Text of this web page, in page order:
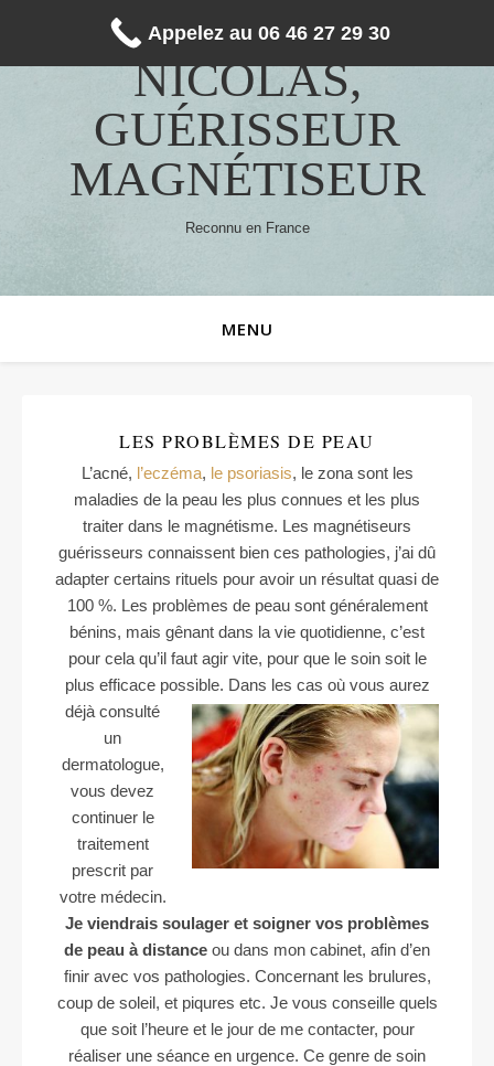
NICOLAS,
GUÉRISSEUR
MAGNÉTISEUR
Reconnu en France
MENU
LES PROBLÈMES DE PEAU
L’acné, l’eczéma, le psoriasis, le zona sont les
maladies de la peau les plus connues et les plus
traiter dans le magnétisme. Les magnétiseurs
guérisseurs connaissent bien ces pathologies, j’ai dû
adapter certains rituels pour avoir un résultat quasi de
100 %. Les problèmes de peau sont généralement
bénins, mais gênant dans la vie quotidienne, c’est
pour cela qu’il faut agir vite, pour que le soin soit le
plus efficace possible. Dans les cas où vous aurez
déjà consulté
un
dermatologue,
vous devez
continuer le
traitement
prescrit par
votre médecin.
Je viendrais soulager et soigner vos problèmes
de peau à distance ou dans mon cabinet, afin d’en
finir avec vos pathologies. Concernant les brulures,
coup de soleil, et piqures etc. Je vous conseille quels
que soit l’heure et le jour de me contacter, pour
réaliser une séance en urgence. Ce genre de soin
Appelez au 06 46 27 29 30